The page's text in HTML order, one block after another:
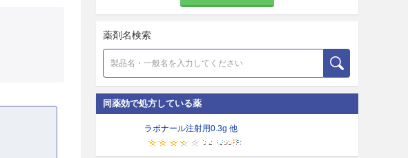
薬剤名検索
同薬効で処方している薬
ラボナール注射用0.3g 他